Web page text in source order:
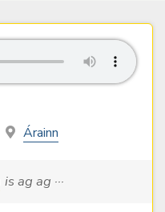
Árainn
is ag ag ···